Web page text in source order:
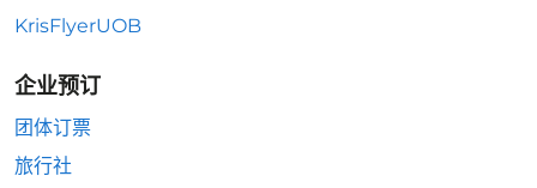
KrisFlyerUOB
企业预订
团体订票
旅行社